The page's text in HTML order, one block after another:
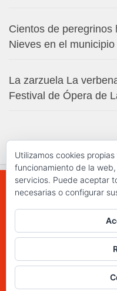
Cientos de peregrinos
Nieves en el
La zarzuela La
Festival de Ópera de
Utilizamos cookies
funcionamiento de la
servicios. Puede aceptar
necesarias o configurar